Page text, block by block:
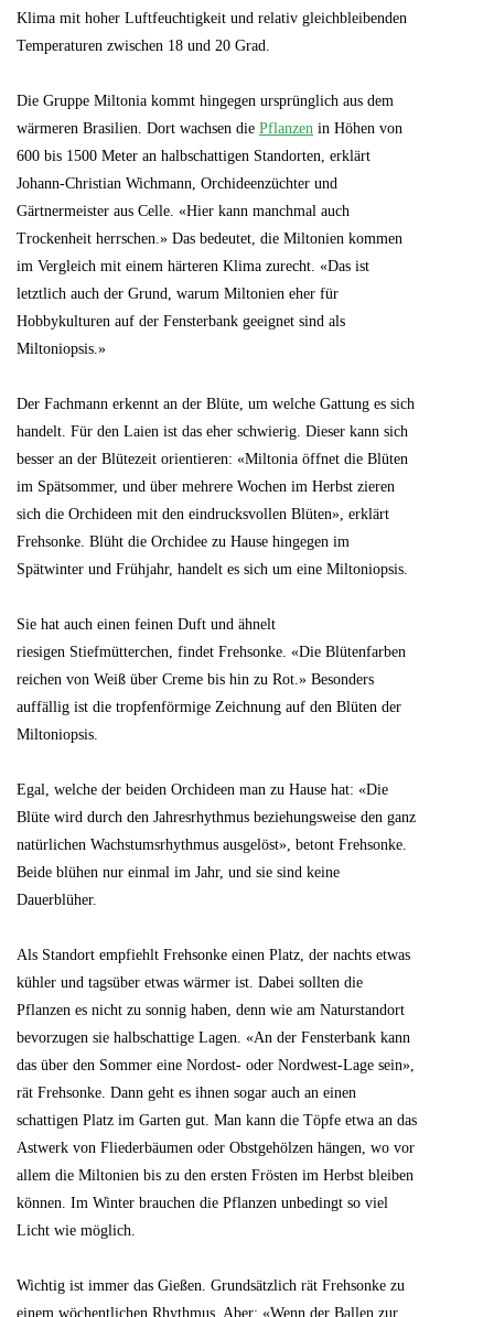
Klima mit hoher Luftfeuchtigkeit und relativ gleichbleibenden
Temperaturen zwischen 18 und 20 Grad.
Die Gruppe Miltonia kommt hingegen ursprünglich aus dem
wärmeren Brasilien. Dort wachsen die Pflanzen in Höhen von
600 bis 1500 Meter an halbschattigen Standorten, erklärt
Johann-Christian Wichmann, Orchideenzüchter und
Gärtnermeister aus Celle. «Hier kann manchmal auch
Trockenheit herrschen.» Das bedeutet, die Miltonien kommen
im Vergleich mit einem härteren Klima zurecht. «Das ist
letztlich auch der Grund, warum Miltonien eher für
Hobbykulturen auf der Fensterbank geeignet sind als
Miltoniopsis.»
Der Fachmann erkennt an der Blüte, um welche Gattung es sich
handelt. Für den Laien ist das eher schwierig. Dieser kann sich
besser an der Blütezeit orientieren: «Miltonia öffnet die Blüten
im Spätsommer, und über mehrere Wochen im Herbst zieren
sich die Orchideen mit den eindrucksvollen Blüten», erklärt
Frehsonke. Blüht die Orchidee zu Hause hingegen im
Spätwinter und Frühjahr, handelt es sich um eine Miltoniopsis.
Sie hat auch einen feinen Duft und ähnelt
riesigen Stiefmütterchen, findet Frehsonke. «Die Blütenfarben
reichen von Weiß über Creme bis hin zu Rot.» Besonders
auffällig ist die tropfenförmige Zeichnung auf den Blüten der
Miltoniopsis.
Egal, welche der beiden Orchideen man zu Hause hat: «Die
Blüte wird durch den Jahresrhythmus beziehungsweise den ganz
natürlichen Wachstumsrhythmus ausgelöst», betont Frehsonke.
Beide blühen nur einmal im Jahr, und sie sind keine
Dauerblüher.
Als Standort empfiehlt Frehsonke einen Platz, der nachts etwas
kühler und tagsüber etwas wärmer ist. Dabei sollten die
Pflanzen es nicht zu sonnig haben, denn wie am Naturstandort
bevorzugen sie halbschattige Lagen. «An der Fensterbank kann
das über den Sommer eine Nordost- oder Nordwest-Lage sein»,
rät Frehsonke. Dann geht es ihnen sogar auch an einen
schattigen Platz im Garten gut. Man kann die Töpfe etwa an das
Astwerk von Fliederbäumen oder Obstgehölzen hängen, wo vor
allem die Miltonien bis zu den ersten Frösten im Herbst bleiben
können. Im Winter brauchen die Pflanzen unbedingt so viel
Licht wie möglich.
Wichtig ist immer das Gießen. Grundsätzlich rät Frehsonke zu
einem wöchentlichen Rhythmus. Aber: «Wenn der Ballen zur